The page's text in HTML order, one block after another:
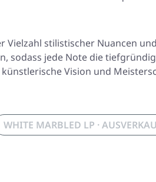
stilistischer Nuancen
sodass jede Note die
künstlerische Vision und
WHITE MARBLED LP ·